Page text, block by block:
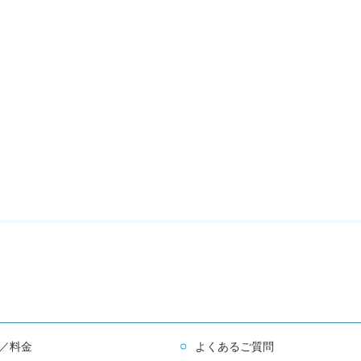
料金 よくあるご質問